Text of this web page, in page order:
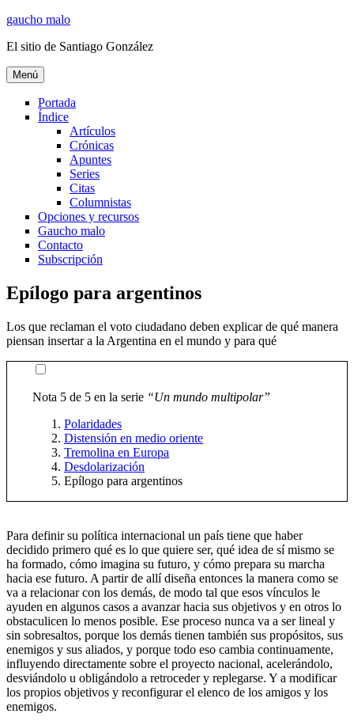
Ir
contenido
gaucho malo
El sitio de Santiago González
Menú
Portada
Índice
Artículos
Crónicas
Apuntes
Series
Citas
Columnistas
Opciones y recursos
Gaucho malo
Contacto
Subscripción
Epílogo para argentinos
Los que reclaman el voto ciudadano deben explicar de qué manera
piensan insertar a la Argentina en el mundo y para qué
Nota 5 de 5 en la serie “Un mundo multipolar”
Polaridades
Distensión en medio oriente
Tremolina en Europa
Desdolarización
Epílogo para argentinos
Para definir su política internacional un país tiene que haber
decidido primero qué es lo que quiere ser, qué idea de sí mismo se
ha formado, cómo imagina su futuro, y cómo prepara su marcha
hacia ese futuro. A partir de allí diseña entonces la manera como se
va a relacionar con los demás, de modo tal que esos vínculos le
ayuden en algunos casos a avanzar hacia sus objetivos y en otros lo
obstaculicen lo menos posible. Ese proceso nunca va a ser lineal y
sin sobresaltos, porque los demás tienen también sus propósitos, sus
enemigos y sus aliados, y porque todo eso cambia continuamente,
influyendo directamente sobre el proyecto nacional, acelerándolo,
desviándolo u obligándolo a retroceder y replegarse. Y a modificar
los propios objetivos y reconfigurar el elenco de los amigos y los
enemigos.